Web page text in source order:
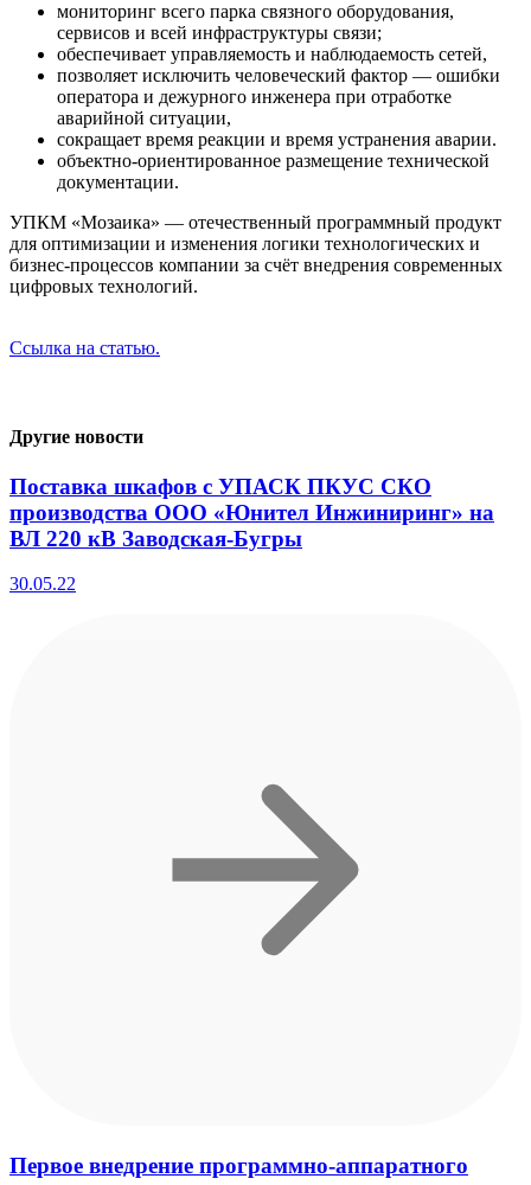
мониторинг всего парка связного оборудования,
сервисов и всей инфраструктуры связи;
обеспечивает управляемость и наблюдаемость сетей,
позволяет исключить человеческий фактор — ошибки
оператора и дежурного инженера при отработке
аварийной ситуации,
сокращает время реакции и время устранения аварии.
объектно-ориентированное размещение технической
документации.
​​​​​​​УПКМ «Мозаика» — отечественный программный продукт
для оптимизации и изменения логики технологических и
бизнес-процессов компании за счёт внедрения современных
цифровых технологий.
Ссылка на статью.
Другие новости
Поставка шкафов с УПАСК ПКУС СКО
производства ООО «Юнител Инжиниринг» на
ВЛ 220 кВ Заводская-Бугры
30.05.22
Первое внедрение программно-аппаратного